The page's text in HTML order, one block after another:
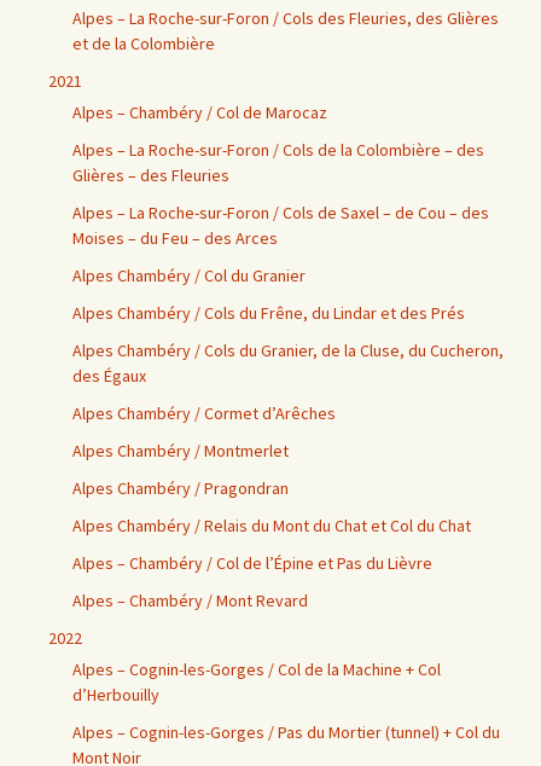
Alpes – La Roche-sur-Foron / Cols des Fleuries, des Glières
et de la Colombière
2021
Alpes – Chambéry / Col de Marocaz
Alpes – La Roche-sur-Foron / Cols de la Colombière – des
Glières – des Fleuries
Alpes – La Roche-sur-Foron / Cols de Saxel – de Cou – des
Moises – du Feu – des Arces
Alpes Chambéry / Col du Granier
Alpes Chambéry / Cols du Frêne, du Lindar et des Prés
Alpes Chambéry / Cols du Granier, de la Cluse, du Cucheron,
des Égaux
Alpes Chambéry / Cormet d’Arêches
Alpes Chambéry / Montmerlet
Alpes Chambéry / Pragondran
Alpes Chambéry / Relais du Mont du Chat et Col du Chat
Alpes – Chambéry / Col de l’Épine et Pas du Lièvre
Alpes – Chambéry / Mont Revard
2022
Alpes – Cognin-les-Gorges / Col de la Machine + Col
d’Herbouilly
Alpes – Cognin-les-Gorges / Pas du Mortier (tunnel) + Col du
Mont Noir